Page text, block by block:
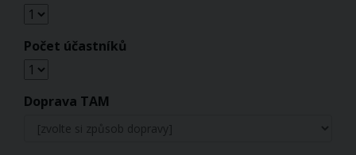
Počet účastníků
Doprava TAM